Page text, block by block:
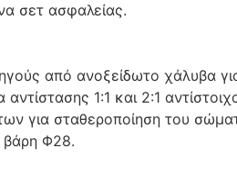
σετ ασφαλείας.
από ανοξείδωτο χάλυβα
1:1 και 2:1
για σταθεροποίηση του
βάρη Φ28.